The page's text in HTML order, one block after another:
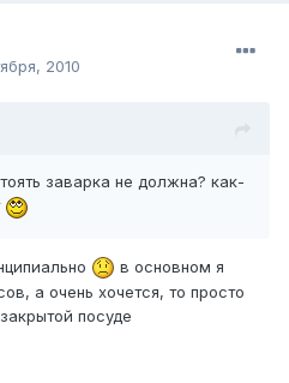
2010
заварка не должна? как-
в основном я
а очень хочется, то просто
посуде